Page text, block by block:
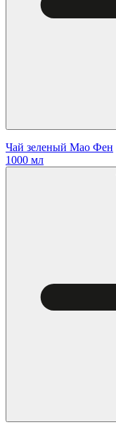
Чай зеленый Мао Фен
1000 мл